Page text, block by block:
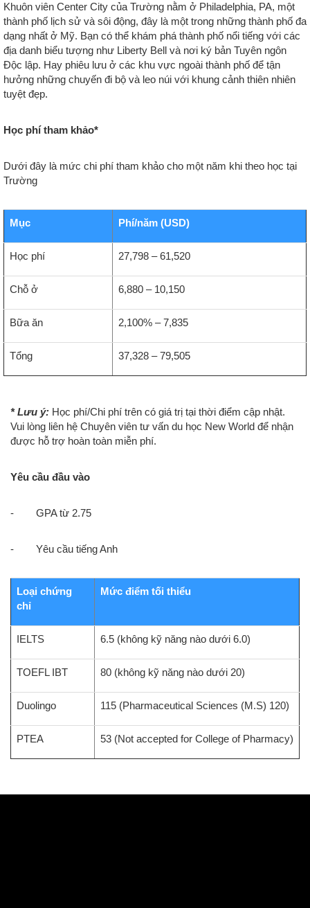
Khuôn viên Center City của Trường nằm ở Philadelphia, PA, một
thành phố lịch sử và sôi động, đây là một trong những thành phố đa
dạng nhất ở Mỹ. Bạn có thể khám phá thành phố nổi tiếng với các
địa danh biểu tượng như Liberty Bell và nơi ký bản Tuyên ngôn
Độc lập. Hay phiêu lưu ở các khu vực ngoài thành phố để tận
hưởng những chuyến đi bộ và leo núi với khung cảnh thiên nhiên
tuyệt đẹp.
Học phí tham khảo*
Dưới đây là mức chi phí tham khảo cho một năm khi theo học tại
Trường
Mục Phí/năm (USD)
Học phí 27,798 – 61,520
Chỗ ở 6,880 – 10,150
Bữa ăn 2,100% – 7,835
Tổng 37,328 – 79,505
* Lưu ý: Học phí/Chi phí trên có giá trị tại thời điểm cập nhật.
Vui lòng liên hệ Chuyên viên tư vấn du học New World để nhận
được hỗ trợ hoàn toàn miễn phí.
Yêu cầu đầu vào
- GPA từ 2.75
- Yêu cầu tiếng Anh
Loại chứng
chỉ
Mức điểm tối thiểu
IELTS 6.5 (không kỹ năng nào dưới 6.0)
TOEFL IBT 80 (không kỹ năng nào dưới 20)
Duolingo 115 (Pharmaceutical Sciences (M.S) 120)
PTEA 53 (Not accepted for College of Pharmacy)